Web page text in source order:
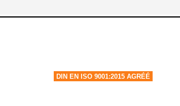
DIN EN ISO 9001:2015 AGRÉÉ